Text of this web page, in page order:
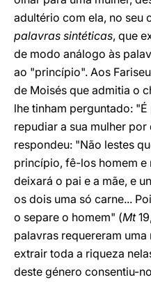
adultério com ela, no seu
palavras sintéticas, que
de modo análogo às
ao "princípio". Aos
de Moisés que admitia o
lhe tinham perguntado:
repudiar a sua mulher
respondeu: "Não lestes
princípio, fê-los homem e
deixará o pai e a mãe, e
os dois uma só carne...
o separe o homem" (Mt
palavras requereram
extrair toda a riqueza
deste género consentiu-